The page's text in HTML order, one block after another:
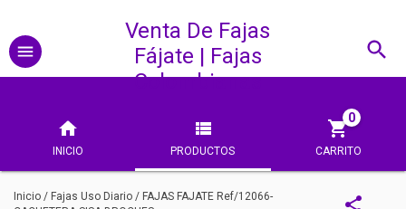
Venta De Fajas
Fájate | Fajas
Colombianas
INICIO PRODUCTOS CARRITO
0
Inicio / Fajas Uso Diario / FAJAS FAJATE Ref/12066-